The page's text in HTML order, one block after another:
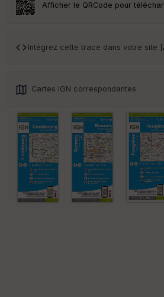
Afficher le QRCode pour
Intégrez cette trace dans votre site [
Cartes IGN correspondantes